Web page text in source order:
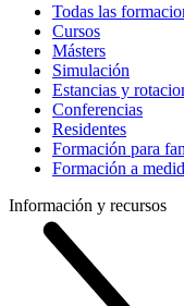
Todas las
Cursos
Másters
Simulación
Estancias y
Conferencias
Residentes
Formación para
Formación a
Información y recursos